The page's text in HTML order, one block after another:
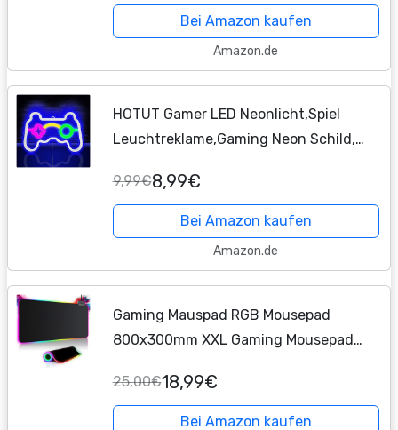
Bei Amazon kaufen
Amazon.de
HOTUT Gamer LED Neonlicht,Spiel
Leuchtreklame,Gaming Neon Schild,
Spielförmige Leuchtreklame für
Internet Cafe Game Room Bar Party...
9,99€8,99€
Bei Amazon kaufen
Amazon.de
Gaming Mauspad RGB Mousepad
800x300mm XXL Gaming Mousepad
Farben Wasserdicht Anti Rutsch für
Computer
PC Professionelle...
25,00€18,99€
Bei Amazon kaufen